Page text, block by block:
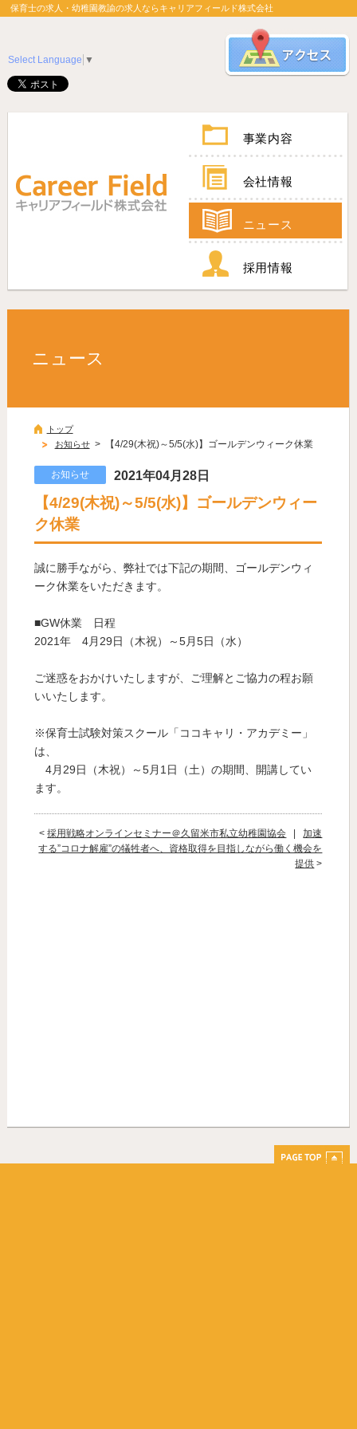
保育士の求人・幼稚園教諭の求人ならキャリアフィールド株式会社
Select Language ▼
事業内容
会社情報
ニュース
採用情報
ニュース
トップ
お知らせ> 【4/29(木祝)～5/5(水)】ゴールデンウィーク休業
お知らせ 2021年04月28日
【4/29(木祝)～5/5(水)】ゴールデンウィー
ク休業
誠に勝手ながら、弊社では下記の期間、ゴールデンウィ
ーク休業をいただきます。
■GW休業 日程
2021年 4月29日（木祝）～5月5日（水）
ご迷惑をおかけいたしますが、ご理解とご協力の程お願
いいたします。
※保育士試験対策スクール「ココキャリ・アカデミー」
は、
4月29日（木祝）～5月1日（土）の期間、開講してい
ます。
<採用戦略オンラインセミナー＠久留米市私立幼稚園協会 |加速
する”コロナ解雇”の犠牲者へ、資格取得を目指しながら働く機会を
提供 >